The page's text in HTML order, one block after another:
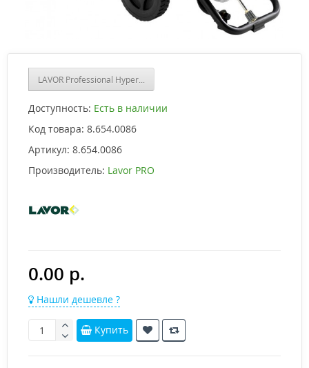
LAVOR Professional Hyper C 1515 LP
Доступность: Есть в наличии
Код товара: 8.654.0086
Артикул: 8.654.0086
Производитель: Lavor PRO
0.00 р.
Нашли дешевле ?
Купить